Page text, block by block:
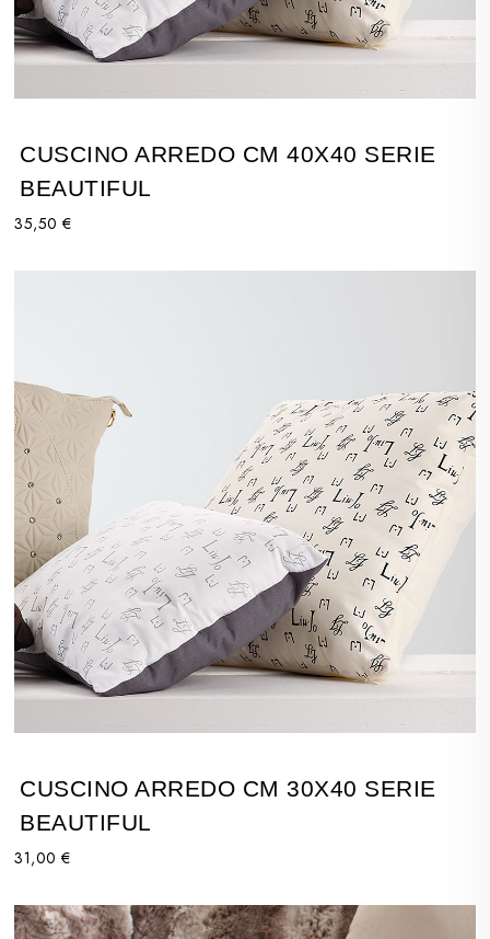
CUSCINO ARREDO CM 40X40 SERIE
BEAUTIFUL
35,50 €
CUSCINO ARREDO CM 30X40 SERIE
BEAUTIFUL
31,00 €